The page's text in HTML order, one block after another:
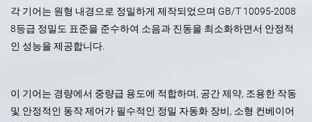
각 기어는 원형 내경으로 정밀하게 제작되었으며 GB/T 10095-2008
8등급 정밀도 표준을 준수하여 소음과 진동을 최소화하면서 안정적
인 성능을 제공합니다.
이 기어는 경량에서 중량급 용도에 적합하며, 공간 제약, 조용한 작동
및 안정적인 동작 제어가 필수적인 정밀 자동화 장비, 소형 컨베이어